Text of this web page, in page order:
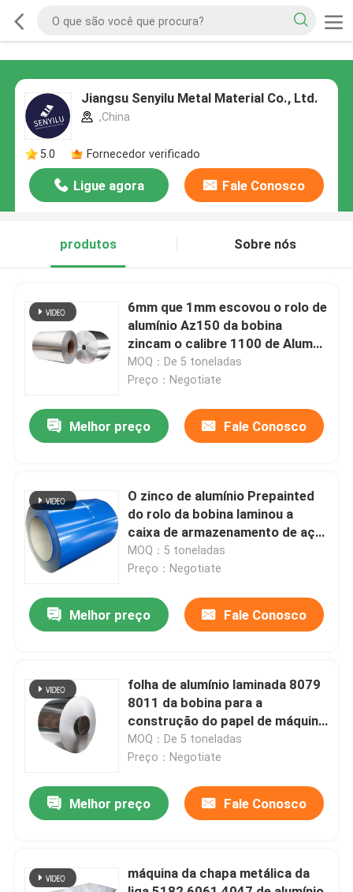
Jiangsu Senyilu Metal Material Co., Ltd.
,China
5.0 Fornecedor verificado
Ligue agora Fale Conosco
produtos Sobre nós
6mm que 1mm escovou o rolo de
alumínio Az150 da bobina
zincam o calibre 1100 de Alume
26 1060 1050 0.15-6.0mm
MOQ：De 5 toneladas
Preço：Negotiate
Melhor preço Fale Conosco
O zinco de alumínio Prepainted
do rolo da bobina laminou a
caixa de armazenamento de aço
1219mm da bobina
MOQ：5 toneladas
Preço：Negotiate
Melhor preço Fale Conosco
folha de alumínio laminada 8079
8011 da bobina para a
construção do papel de máquina
do rebobinamento
MOQ：De 5 toneladas
Preço：Negotiate
Melhor preço Fale Conosco
máquina da chapa metálica da